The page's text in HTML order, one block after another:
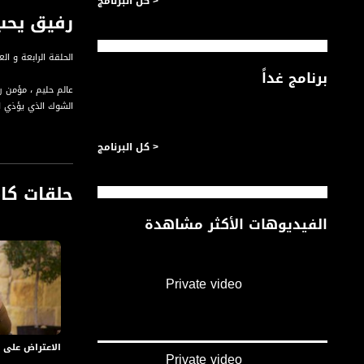
رفيق يحب الرفق،
الحلقة الرابعة
عالم حليم ،
الشوك الذي يؤذي
السوق ، ما أمثلة
فما أجمل الرجل
الجزء الثاني :
يخبر النبي أن
يرفق بهم
عندما تكون في
حلقات
الاعتراض على امر الله
برنامج غداً
< كل البرنامج
الفيديوهات الأكثر مشاهدة
Private video